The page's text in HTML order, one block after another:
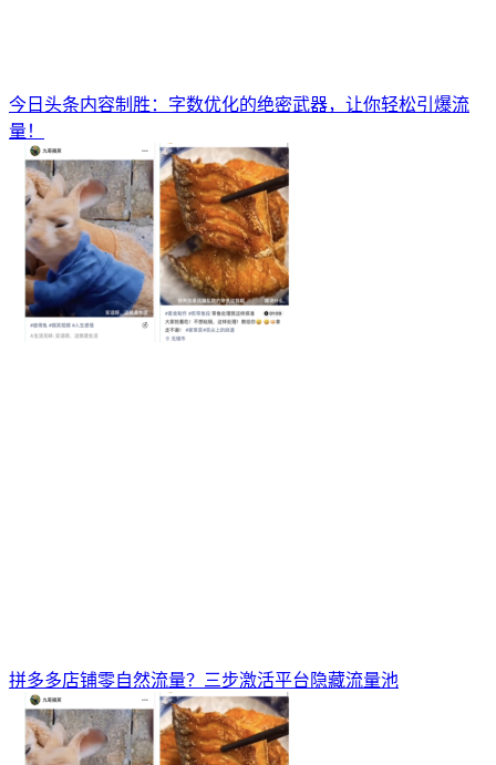
今日头条内容制胜：字数优化的绝密武器，让你轻松引爆流
量！
拼多多店铺零自然流量？三步激活平台隐藏流量池